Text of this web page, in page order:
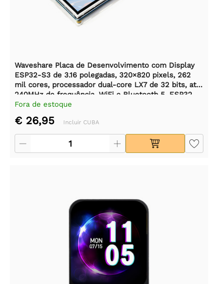
Waveshare Placa de Desenvolvimento com Display
ESP32-S3 de 3.16 polegadas, 320×820 pixels, 262
mil cores, processador dual-core LX7 de 32 bits, até
240MHz de frequência, WiFi e Bluetooth 5, ESP32
com Display.
Fora de estoque
€ 26,95 Incluir CUBA